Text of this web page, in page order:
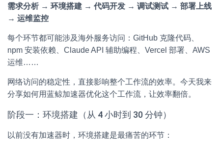
需求分析 → 环境搭建 → 代码开发 → 调试测试 → 部署上线
→ 运维监控
每个环节都可能涉及海外服务访问：GitHub 克隆代码、
npm 安装依赖、Claude API 辅助编程、Vercel 部署、AWS
运维……
网络访问的稳定性，直接影响整个工作流的效率。今天我来
分享如何用蓝鲸加速器优化这个工作流，让效率翻倍。
阶段一：环境搭建（从 4 小时到 30 分钟）
以前没有加速器时，环境搭建是最痛苦的环节：